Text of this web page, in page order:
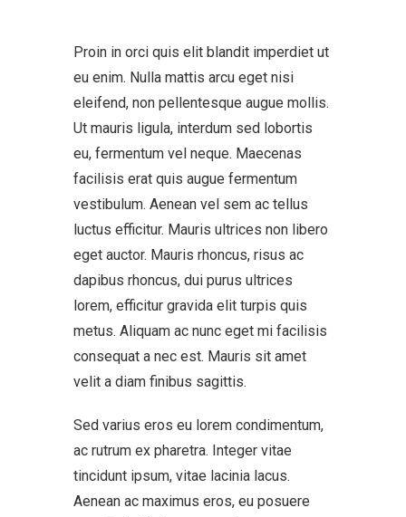
Proin in orci quis elit blandit imperdiet ut
eu enim. Nulla mattis arcu eget nisi
eleifend, non pellentesque augue mollis.
Ut mauris ligula, interdum sed lobortis
eu, fermentum vel neque. Maecenas
facilisis erat quis augue fermentum
vestibulum. Aenean vel sem ac tellus
luctus efficitur. Mauris ultrices non libero
eget auctor. Mauris rhoncus, risus ac
dapibus rhoncus, dui purus ultrices
lorem, efficitur gravida elit turpis quis
metus. Aliquam ac nunc eget mi facilisis
consequat a nec est. Mauris sit amet
velit a diam finibus sagittis.
Sed varius eros eu lorem condimentum,
ac rutrum ex pharetra. Integer vitae
tincidunt ipsum, vitae lacinia lacus.
Aenean ac maximus eros, eu posuere